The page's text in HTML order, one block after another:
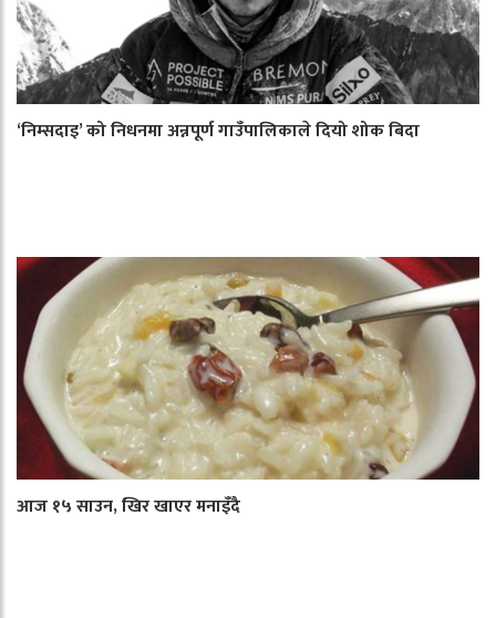
‘निम्सदाइ’ को निधनमा अन्नपूर्ण गाउँपालिकाले दियो शोक बिदा
आज १५ साउन, खिर खाएर मनाइँदै